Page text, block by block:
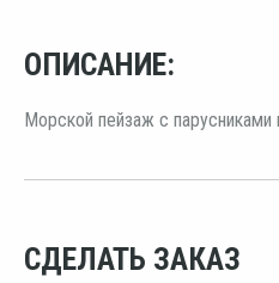
ОПИСАНИЕ:
Морской пейзаж с парусниками
СДЕЛАТЬ ЗАКАЗ